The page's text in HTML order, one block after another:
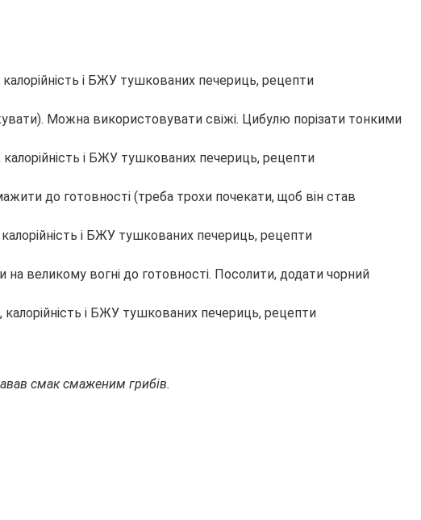
Можна використовувати свіжі. Цибулю порізати тонкими
до готовності (треба трохи почекати, щоб він став
великому вогні до готовності. Посолити, додати чорний
смак смаженим грибів.